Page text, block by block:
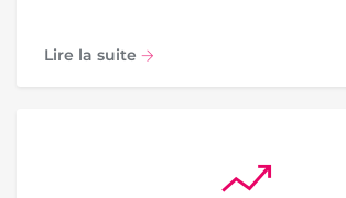
Lire la suite